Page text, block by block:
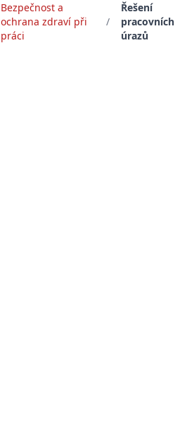
Bezpečnost a
ochrana zdraví při
práci
/
Řešení
pracovních
úrazů